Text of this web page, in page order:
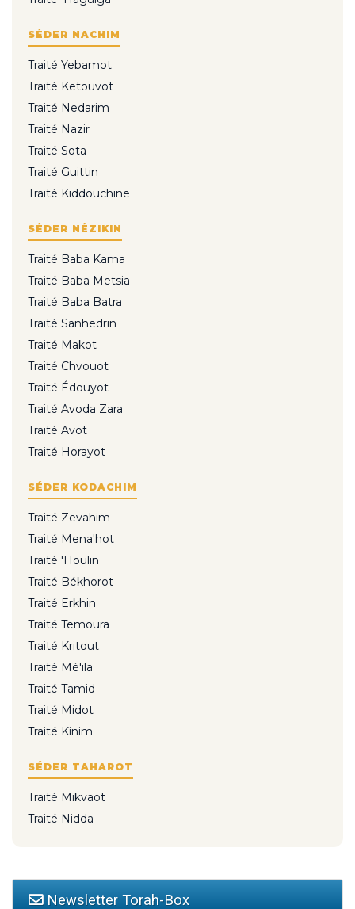
SÉDER NACHIM
Traité Yebamot
Traité Ketouvot
Traité Nedarim
Traité Nazir
Traité Sota
Traité Guittin
Traité Kiddouchine
SÉDER NÉZIKIN
Traité Baba Kama
Traité Baba Metsia
Traité Baba Batra
Traité Sanhedrin
Traité Makot
Traité Chvouot
Traité Édouyot
Traité Avoda Zara
Traité Avot
Traité Horayot
SÉDER KODACHIM
Traité Zevahim
Traité Mena'hot
Traité 'Houlin
Traité Békhorot
Traité Erkhin
Traité Temoura
Traité Kritout
Traité Mé'ila
Traité Tamid
Traité Midot
Traité Kinim
SÉDER TAHAROT
Traité Mikvaot
Traité Nidda
Newsletter Torah-Box